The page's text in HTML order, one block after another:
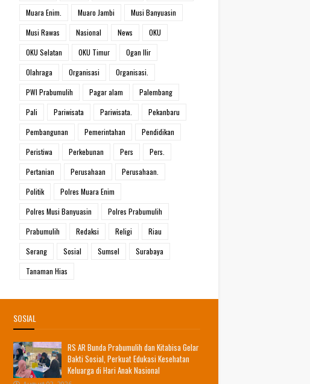
Muara Enim.
Muaro Jambi
Musi Banyuasin
Musi Rawas
Nasional News
OKU
OKU Selatan
OKU Timur
Ogan Ilir
Olahraga
Organisasi
Organisasi.
PWI Prabumulih
Pagar alam
Palembang
Pali
Pariwisata Pariwisata.
Pekanbaru
Pembangunan
Pemerintahan
Pendidikan
Peristiwa
Perkebunan Pers
Pers.
Pertanian
Perusahaan
Perusahaan.
Politik
Polres Muara Enim
Polres Musi Banyuasin
Polres Prabumulih
Prabumulih
Redaksi Religi
Riau
Serang
Sosial Sumsel
Surabaya
Tanaman Hias
SOSIAL
RS AR Bunda Prabumulih dan Kitabisa Gelar
Bakti Sosial, Perkuat Edukasi Kesehatan
Keluarga di Hari Anak Nasional